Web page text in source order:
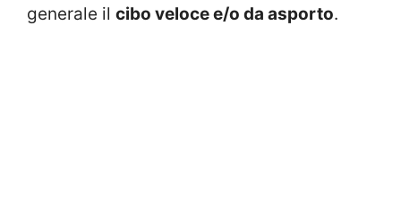
generale il cibo veloce e/o da asporto.